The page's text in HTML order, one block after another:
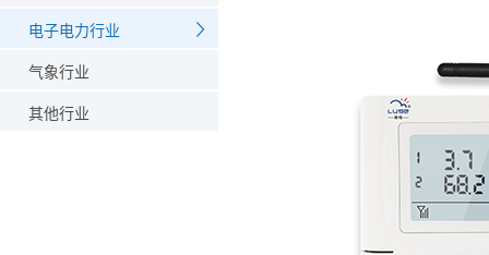
电子电力行业
气象行业
其他行业